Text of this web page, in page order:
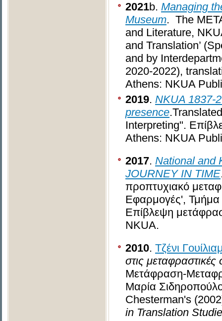
2021b. Managing
Museum. The
and Literature,
and Translation’
and by
2020-2022),
Athens: NKUA
2019. NKUA 1837-
presence
Interpreting".
Athens: NKUA
2017. National and
JOURNEY IN TIME
προπτυχιακό
Εφαρμογές', Τμήμα
Eπίβλεψη
NKUA.
2010. Τζένι
στις
Μετάφραση-
Μαρία
Chesterman's
in Translation